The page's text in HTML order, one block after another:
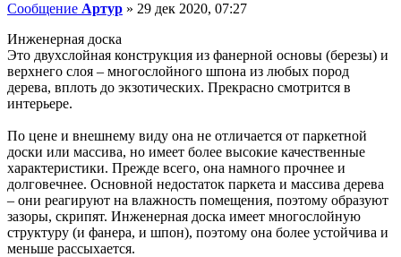
Сообщение Артур » 29 дек 2020, 07:27
Инженерная доска
Это двухслойная конструкция из фанерной основы (березы) и
верхнего слоя – многослойного шпона из любых пород
дерева, вплоть до экзотических. Прекрасно смотрится в
интерьере.
По цене и внешнему виду она не отличается от паркетной
доски или массива, но имеет более высокие качественные
характеристики. Прежде всего, она намного прочнее и
долговечнее. Основной недостаток паркета и массива дерева
– они реагируют на влажность помещения, поэтому образуют
зазоры, скрипят. Инженерная доска имеет многослойную
структуру (и фанера, и шпон), поэтому она более устойчива и
меньше рассыхается.